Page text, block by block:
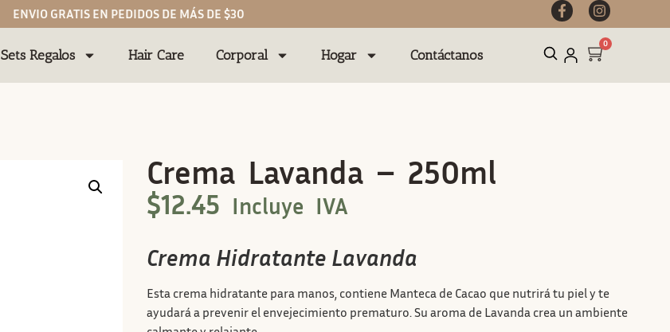
ENVIO GRATIS EN PEDIDOS DE MÁS DE $30
Sets Regalos Hair Care Corporal Hogar Contáctanos
0
Crema Lavanda – 250ml
$12.45 Incluye IVA
Crema Hidratante Lavanda
Esta crema hidratante para manos, contiene Manteca de Cacao que nutrirá tu piel y te
ayudará a prevenir el envejecimiento prematuro. Su aroma de Lavanda crea un ambiente